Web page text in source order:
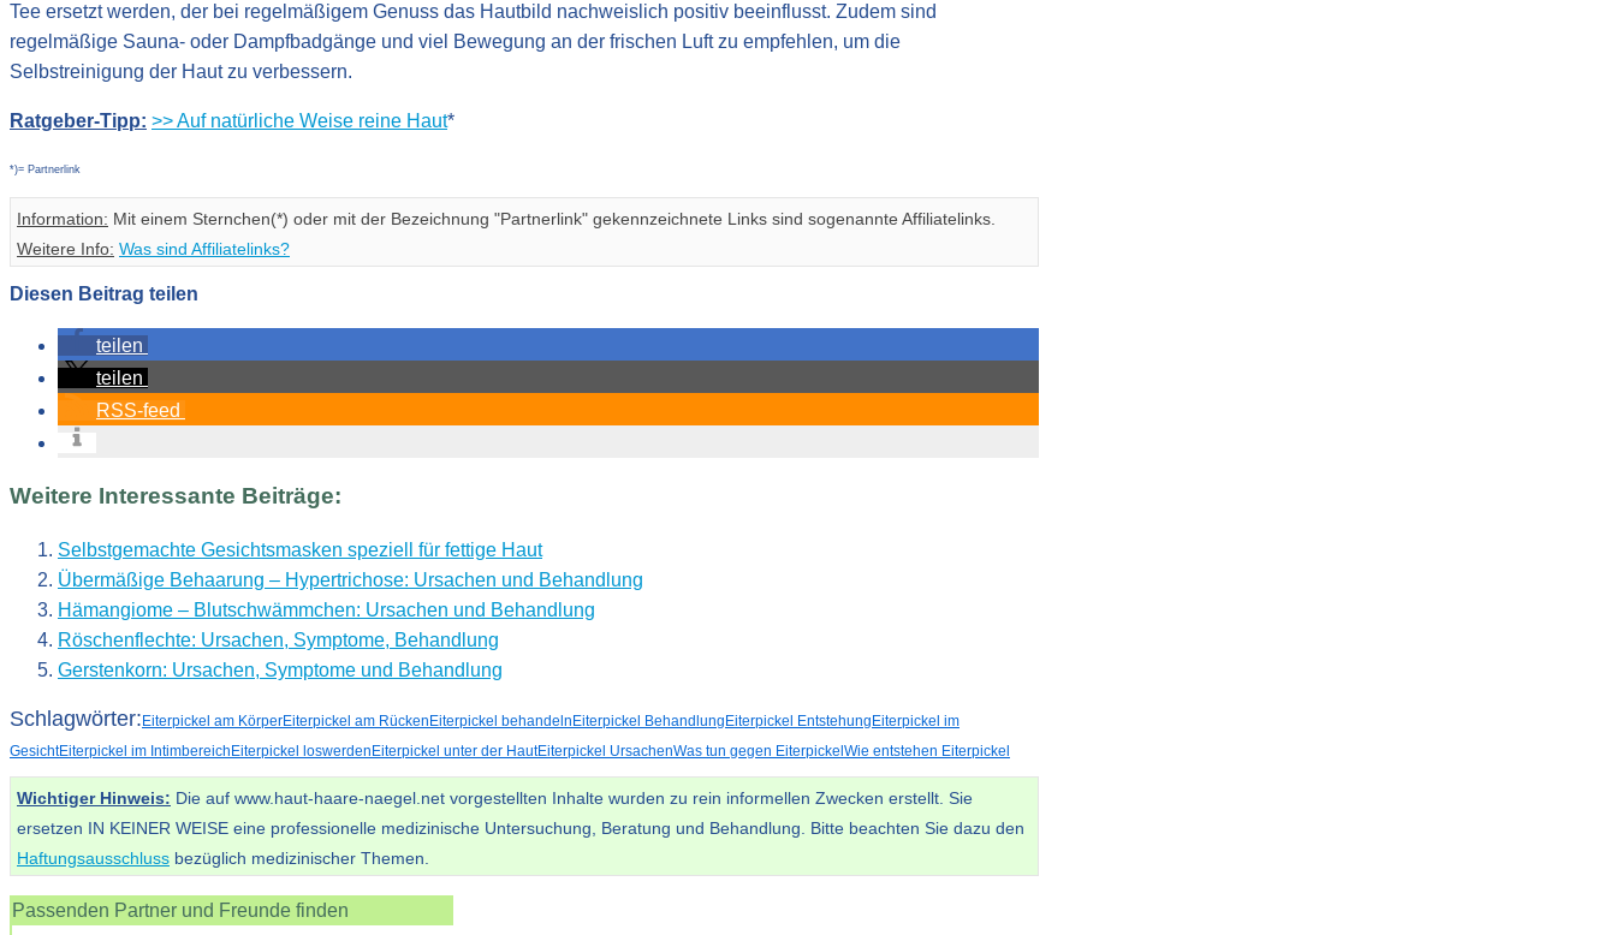
Tee ersetzt werden, der bei regelmäßigem Genuss das Hautbild nachweislich positiv beeinflusst. Zudem sind
regelmäßige Sauna- oder Dampfbadgänge und viel Bewegung an der frischen Luft zu empfehlen, um die
Selbstreinigung der Haut zu verbessern.
Ratgeber-Tipp: >> Auf natürliche Weise reine Haut*
*)= Partnerlink
Information: Mit einem Sternchen(*) oder mit der Bezeichnung "Partnerlink" gekennzeichnete Links sind sogenannte Affiliatelinks.
Weitere Info: Was sind Affiliatelinks?
Diesen Beitrag teilen
teilen
teilen
RSS-feed
Weitere Interessante Beiträge:
Selbstgemachte Gesichtsmasken speziell für fettige Haut
Übermäßige Behaarung – Hypertrichose: Ursachen und Behandlung
Hämangiome – Blutschwämmchen: Ursachen und Behandlung
Röschenflechte: Ursachen, Symptome, Behandlung
Gerstenkorn: Ursachen, Symptome und Behandlung
Schlagwörter: Eiterpickel am KörperEiterpickel am Rücken Eiterpickel behandeln Eiterpickel Behandlung Eiterpickel Entstehung Eiterpickel im
GesichtEiterpickel im Intimbereich Eiterpickel loswerden Eiterpickel unter der HautEiterpickel UrsachenWas tun gegen Eiterpickel Wie entstehen Eiterpickel
Wichtiger Hinweis: Die auf www.haut-haare-naegel.net vorgestellten Inhalte wurden zu rein informellen Zwecken erstellt. Sie
ersetzen IN KEINER WEISE eine professionelle medizinische Untersuchung, Beratung und Behandlung. Bitte beachten Sie dazu den
Haftungsausschluss bezüglich medizinischer Themen.
Passenden Partner und Freunde finden